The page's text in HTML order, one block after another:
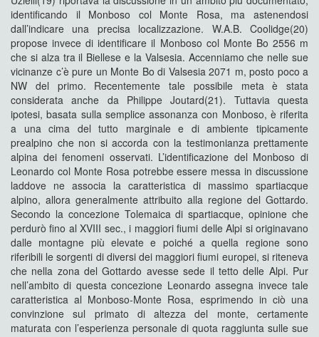
identificando il Monboso col Monte Rosa, ma astenendosi
dall’indicare una precisa localizzazione. W.A.B. Coolidge(20)
propose invece di identificare il Monboso col Monte Bo 2556 m
che si alza tra il Biellese e la Valsesia. Accenniamo che nelle sue
vicinanze c’è pure un Monte Bo di Valsesia 2071 m, posto poco a
NW del primo. Recentemente tale possibile meta è stata
considerata anche da Philippe Joutard(21). Tuttavia questa
ipotesi, basata sulla semplice assonanza con Monboso, è riferita
a una cima del tutto marginale e di ambiente tipicamente
prealpino che non si accorda con la testimonianza prettamente
alpina dei fenomeni osservati. L’identificazione del Monboso di
Leonardo col Monte Rosa potrebbe essere messa in discussione
laddove ne associa la caratteristica di massimo spartiacque
alpino, allora generalmente attribuito alla regione del Gottardo.
Secondo la concezione Tolemaica di spartiacque, opinione che
perdurò fino al XVIII sec., i maggiori fiumi delle Alpi si originavano
dalle montagne più elevate e poiché a quella regione sono
riferibili le sorgenti di diversi dei maggiori fiumi europei, si riteneva
che nella zona del Gottardo avesse sede il tetto delle Alpi. Pur
nell’ambito di questa concezione Leonardo assegna invece tale
caratteristica al Monboso-Monte Rosa, esprimendo in ciò una
convinzione sul primato di altezza del monte, certamente
maturata con l’esperienza personale di quota raggiunta sulle sue